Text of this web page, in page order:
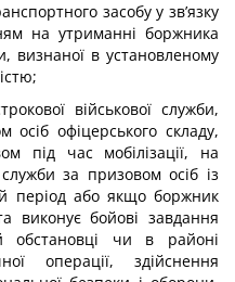
засобу у зв’язку
на утриманні боржника
визнаної в установленому
військової служби,
осіб офіцерського складу,
під час мобілізації, на
за призовом осіб із
період або якщо боржник
виконує бойові завдання
обстановці чи в районі
операції, здійснення